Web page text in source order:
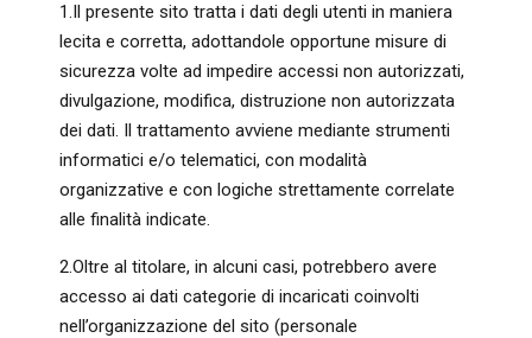
1.Il presente sito tratta i dati degli utenti in maniera
lecita e corretta, adottandole opportune misure di
sicurezza volte ad impedire accessi non autorizzati,
divulgazione, modifica, distruzione non autorizzata
dei dati. Il trattamento avviene mediante strumenti
informatici e/o telematici, con modalità
organizzative e con logiche strettamente correlate
alle finalità indicate.
2.Oltre al titolare, in alcuni casi, potrebbero avere
accesso ai dati categorie di incaricati coinvolti
nell’organizzazione del sito (personale